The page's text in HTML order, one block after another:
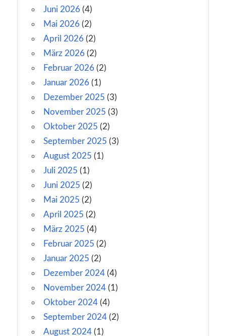
Juni 2026 (4)
Mai 2026 (2)
April 2026 (2)
März 2026 (2)
Februar 2026 (2)
Januar 2026 (1)
Dezember 2025 (3)
November 2025 (3)
Oktober 2025 (2)
September 2025 (3)
August 2025 (1)
Juli 2025 (1)
Juni 2025 (2)
Mai 2025 (2)
April 2025 (2)
März 2025 (4)
Februar 2025 (2)
Januar 2025 (2)
Dezember 2024 (4)
November 2024 (1)
Oktober 2024 (4)
September 2024 (2)
August 2024 (1)